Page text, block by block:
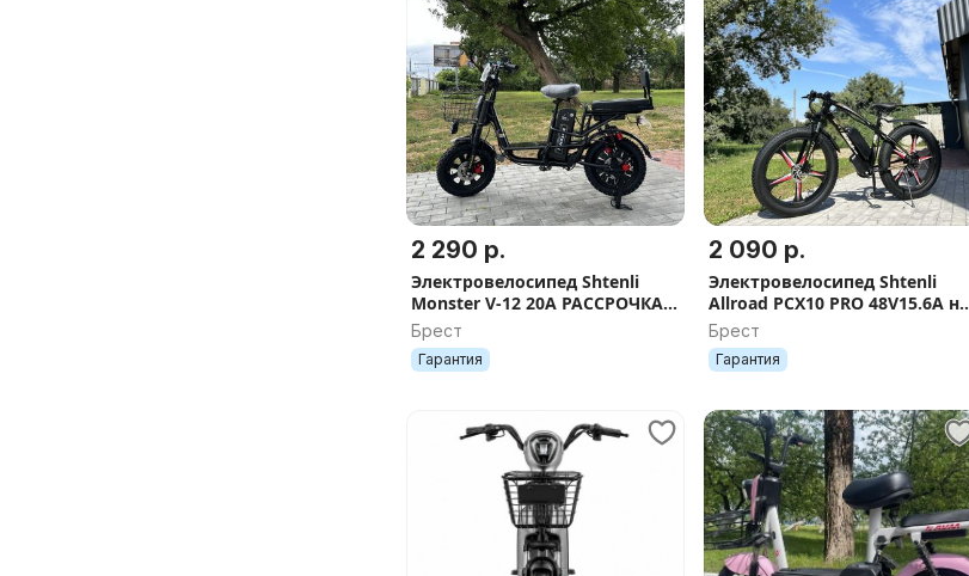
2 290 р.
Электровелосипед Shtenli
Monster V-12 20A РАССРОЧКА 9
МЕСЯЦЕВ
Брест
Гарантия
2 090 р.
Электровелосипед Shtenli
Allroad PCX10 PRO 48V15.6А на
литье РАССРОЧКА 9 мес
Брест
Гарантия